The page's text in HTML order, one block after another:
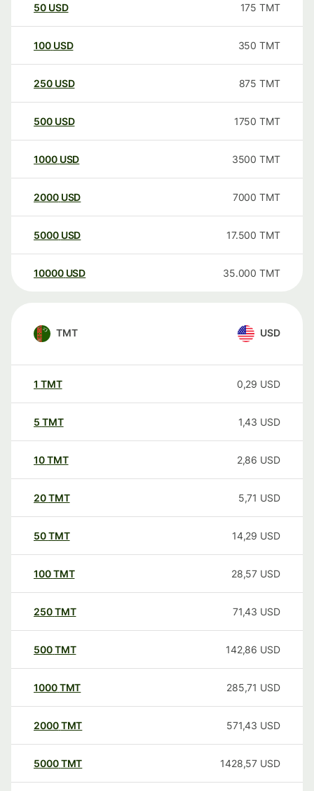
50 USD 175 TMT
100 USD 350 TMT
250 USD 875 TMT
500 USD 1750 TMT
1000 USD 3500 TMT
2000 USD 7000 TMT
5000 USD 17.500 TMT
10000 USD 35.000 TMT
TMT USD
1 TMT 0,29 USD
5 TMT 1,43 USD
10TMT 2,86 USD
20TMT 5,71 USD
50TMT 14,29 USD
100TMT 28,57 USD
250TMT 71,43 USD
500TMT 142,86 USD
1000TMT 285,71 USD
2000TMT 571,43 USD
5000TMT 1428,57 USD